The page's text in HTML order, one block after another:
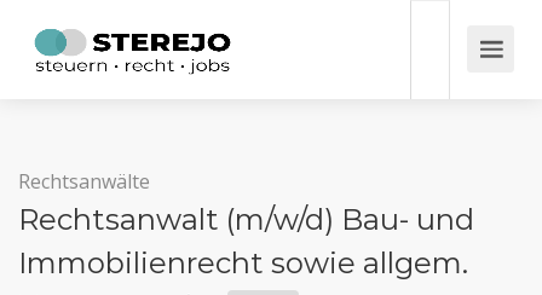
Rechtsanwälte
Rechtsanwalt (m/w/d) Bau- und
Immobilienrecht sowie allgem.